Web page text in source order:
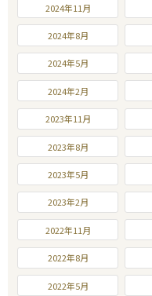
2024年11月
2024年8月
2024年5月
2024年2月
2023年11月
2023年8月
2023年5月
2023年2月
2022年11月
2022年8月
2022年5月